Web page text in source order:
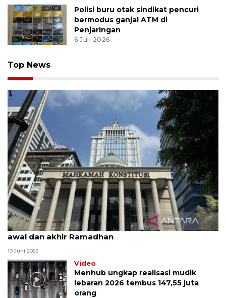
Polisi buru otak sindikat pencuri
bermodus ganjal ATM di
Penjaringan
6 Juli 2026
Top News
MK uji materi UU Peradilan Agama perihal isbat
awal dan akhir Ramadhan
10 Juni 2026
Video
Menhub ungkap realisasi mudik
lebaran 2026 tembus 147,55 juta
orang